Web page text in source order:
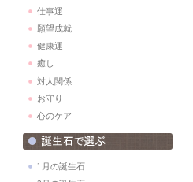
仕事運
願望成就
健康運
癒し
対人関係
お守り
心のケア
1月の誕生石